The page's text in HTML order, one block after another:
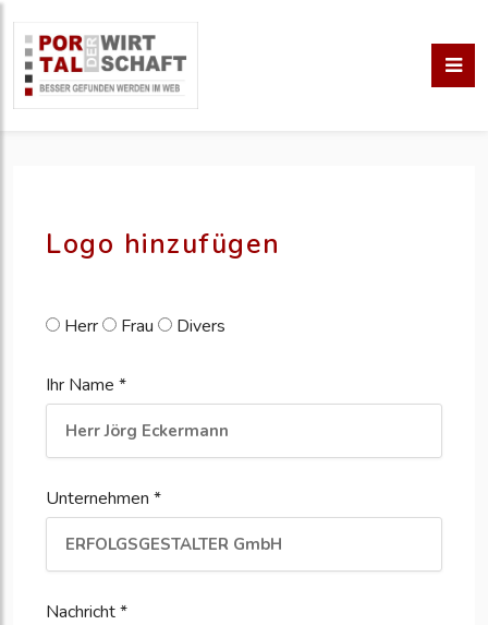
erstellen
Logo hinzufügen
Herr Frau Divers
Ihr Name *
Unternehmen *
Nachricht *